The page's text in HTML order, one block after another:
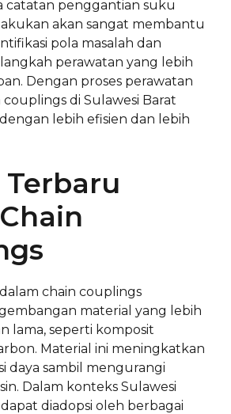
catatan penggantian suku
akan sangat membantu
pola masalah dan
perawatan yang lebih
Dengan proses perawatan
couplings di Sulawesi Barat
lebih efisien dan lebih
Terbaru
chain couplings
material yang lebih
lama, seperti komposit
Material ini meningkatkan
daya sambil mengurangi
Dalam konteks Sulawesi
dapat diadopsi oleh berbagai